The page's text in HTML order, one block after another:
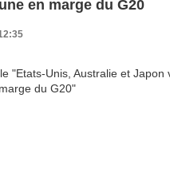
en marge du G20